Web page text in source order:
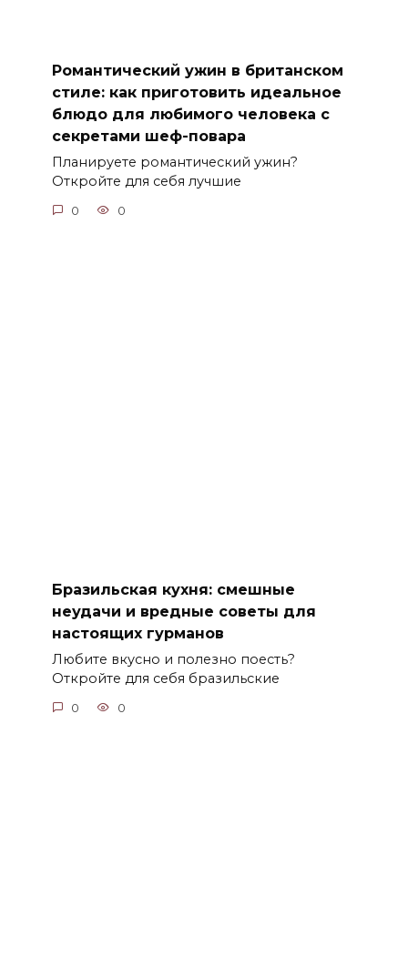
Романтический ужин в британском
стиле: как приготовить идеальное
блюдо для любимого человека с
секретами шеф-повара
Планируете романтический ужин?
Откройте для себя лучшие
0 0
Бразильская кухня: смешные
неудачи и вредные советы для
настоящих гурманов
Любите вкусно и полезно поесть?
Откройте для себя бразильские
0 0